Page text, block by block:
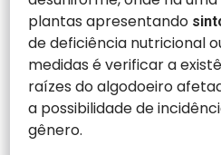
plantas apresentando
de deficiência nutricional
medidas é verificar a
raízes do algodoeiro
a possibilidade de
gênero.